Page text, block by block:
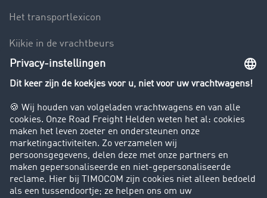
Het transportlexicon
Kijkje in de vrachtbeurs
Rijverbod voor vrachtwagens
Bedrijf
Success Stories
Klanten werven klanten
Support